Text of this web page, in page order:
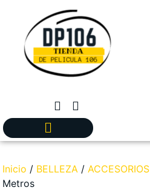
Inicio / BELLEZA / ACCESORIOS
Metros